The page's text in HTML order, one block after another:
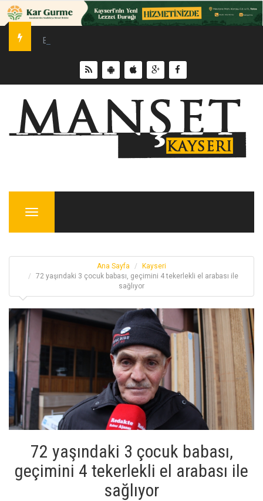
Erciyes Üniversitesi’nde Sürdürülebilir Enerji Hamlesi
Menu
Ana Sayfa
Kayseri
72 yaşındaki 3 çocuk babası, geçimini 4 tekerlekli el arabası ile
sağlıyor
72 yaşındaki 3 çocuk babası,
geçimini 4 tekerlekli el arabası ile
sağlıyor